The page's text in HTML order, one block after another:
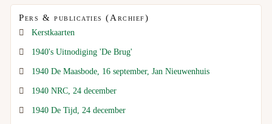
Pers & publicaties (Archief)
Kerstkaarten
1940's Uitnodiging 'De Brug'
1940 De Maasbode, 16 september, Jan Nieuwenhuis
1940 NRC, 24 december
1940 De Tijd, 24 december